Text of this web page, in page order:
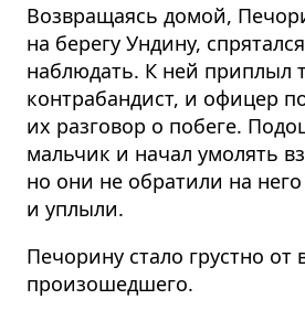
Возвращаясь домой,
на берегу Ундину,
наблюдать. К ней приплыл
контрабандист, и офицер
их разговор о побеге.
мальчик и начал умолять
но они не обратили на
и уплыли.
Печорину стало грустно от
произошедшего.